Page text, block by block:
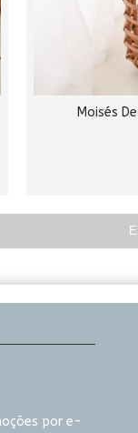
Moisés
por e-